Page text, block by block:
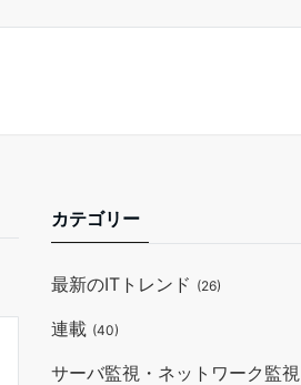
カテゴリー
最新のITトレンド (26)
連載 (40)
サーバ監視・ネットワーク監視